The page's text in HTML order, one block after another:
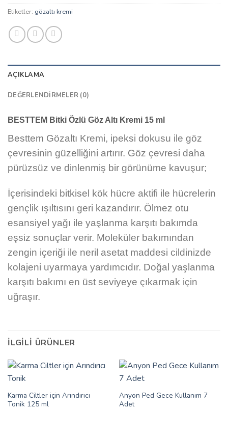
Etiketler: gözaltı kremi
AÇIKLAMA
DEĞERLENDIRMELER (0)
BESTTEM Bitki Özlü Göz Altı Kremi 15 ml
Besttem Gözaltı Kremi, ipeksi dokusu ile göz
çevresinin güzelliğini artırır. Göz çevresi daha
pürüzsüz ve dinlenmiş bir görünüme kavuşur;
İçerisindeki bitkisel kök hücre aktifi ile hücrelerin
gençlik ışıltısını geri kazandırır. Ölmez otu
esansiyel yağı ile yaşlanma karşıtı bakımda
eşsiz sonuçlar verir. Moleküler bakımından
zengin içeriği ile neril asetat maddesi cildinizde
kolajeni uyarmaya yardımcıdır. Doğal yaşlanma
karşıtı bakımı en üst seviyeye çıkarmak için
uğraşır.
İLGILI ÜRÜNLER
Karma Ciltler için Arındırıcı
Tonik 125 ml
Anyon Ped Gece Kullanım 7
Adet